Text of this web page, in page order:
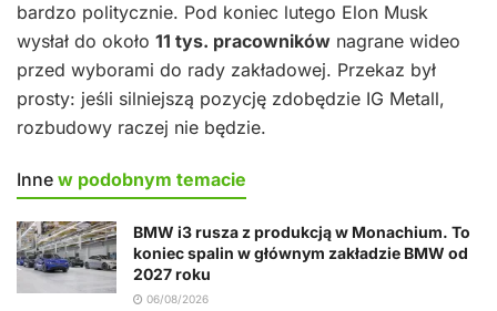
bardzo politycznie. Pod koniec lutego Elon Musk
wysłał do około 11 tys. pracowników nagrane wideo
przed wyborami do rady zakładowej. Przekaz był
prosty: jeśli silniejszą pozycję zdobędzie IG Metall,
rozbudowy raczej nie będzie.
Inne w podobnym temacie
BMW i3 rusza z produkcją w Monachium. To
koniec spalin w głównym zakładzie BMW od
2027 roku
06/08/2026